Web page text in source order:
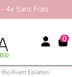
€- 4x Sans Frais
0
Bio Avant Epilation